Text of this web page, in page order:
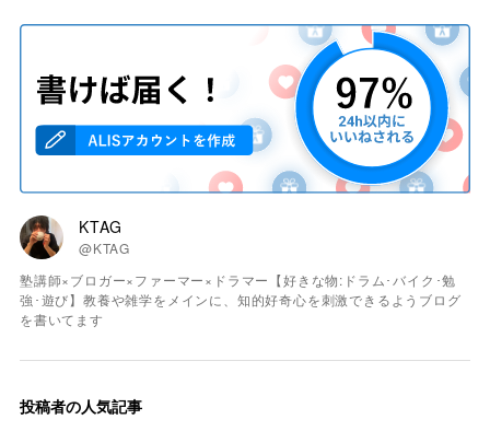
KTAG
@KTAG
塾講師×ブロガー×ファーマー×ドラマー【好きな物:ドラム･バイク･勉
強･遊び】教養や雑学をメインに、知的好奇心を刺激できるようブログ
を書いてます
投稿者の人気記事